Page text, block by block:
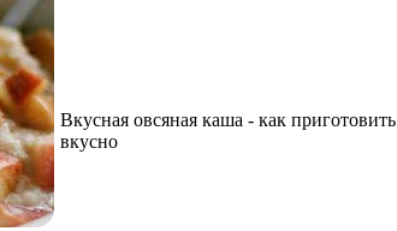
Вкусная овсяная каша - как приготовить
вкусно